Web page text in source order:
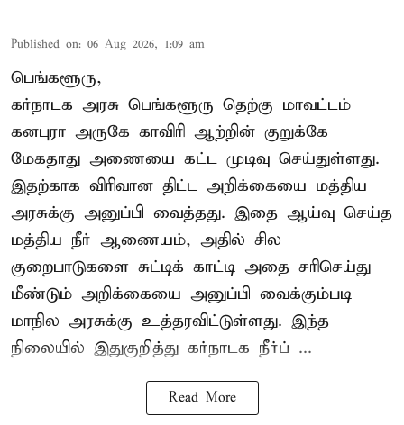
Published on: 06 Aug 2026, 1:09 am
பெங்களூரு,
கர்நாடக அரசு பெங்களூரு தெற்கு மாவட்டம்
கனபுரா அருகே காவிரி ஆற்றின் குறுக்கே
மேகதாது அணையை கட்ட முடிவு செய்துள்ளது.
இதற்காக விரிவான திட்ட அறிக்கையை மத்திய
அரசுக்கு அனுப்பி வைத்தது. இதை ஆய்வு செய்த
மத்திய நீர் ஆணையம், அதில் சில
குறைபாடுகளை சுட்டிக் காட்டி அதை சரிசெய்து
மீண்டும் அறிக்கையை அனுப்பி வைக்கும்படி
மாநில அரசுக்கு உத்தரவிட்டுள்ளது. இந்த
நிலையில் இதுகுறித்து கர்நாடக நீர்ப் ...
Read More